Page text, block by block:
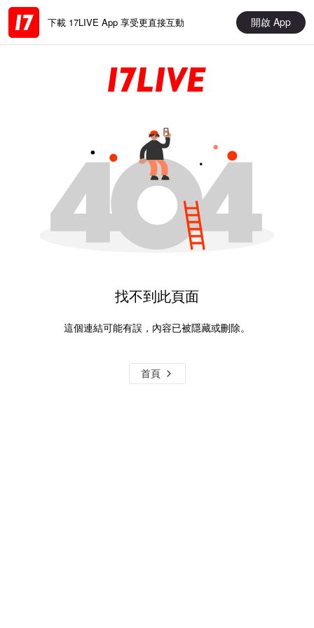
下載 17LIVE App 享受更直接互動 開啟 App
找不到此頁面
這個連結可能有誤，內容已被隱藏或刪除。
首頁